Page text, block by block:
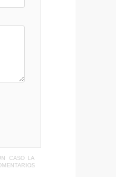
caso la